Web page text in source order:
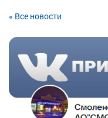
« Все новости